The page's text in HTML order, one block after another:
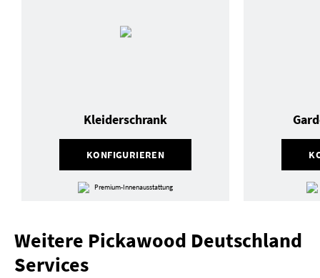
KONFIGURIEREN
Kleiderschrank
Premium-Innenausstattung
Weitere Pickawood Deutschland
Services